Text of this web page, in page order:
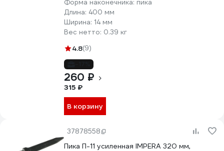
Форма наконечника: пика
Длина: 400 мм
Ширина: 14 мм
Вес нетто: 0.39 кг
4.8(9)
260 ₽
315 ₽
В корзину
37878558
Пика П-11 усиленная IMPERA 320 мм,